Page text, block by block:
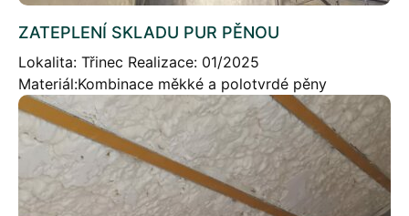
ZATEPLENÍ SKLADU PUR PĚNOU
Lokalita: Třinec Realizace: 01/2025
Materiál:Kombinace měkké a polotvrdé pěny
Zateplení skladu PUR pěnou – Kombinace PUR pěn
Stručný popis projektu: Izolace cca 500m2 stropu a
stěn skladové haly z trapézového […]